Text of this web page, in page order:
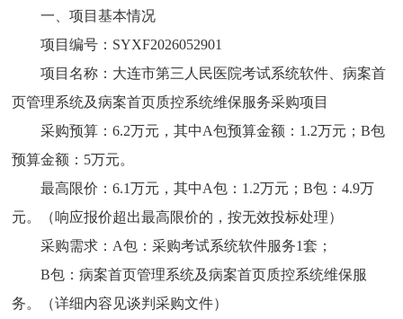
一、项目基本情况
项目编号：SYXF2026052901
项目名称：大连市第三人民医院考试系统软件、病案首
页管理系统及病案首页质控系统维保服务采购项目
采购预算：6.2万元，其中A包预算金额：1.2万元；B包
预算金额：5万元。
最高限价：6.1万元，其中A包：1.2万元；B包：4.9万
元。（响应报价超出最高限价的，按无效投标处理）
采购需求：A包：采购考试系统软件服务1套；
B包：病案首页管理系统及病案首页质控系统维保服
务。（详细内容见谈判采购文件）